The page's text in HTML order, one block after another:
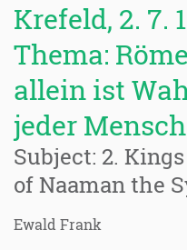
Krefeld, 2. 7.
Thema:
allein ist
jeder
Subject: 2.
of Naaman the
Ewald Frank